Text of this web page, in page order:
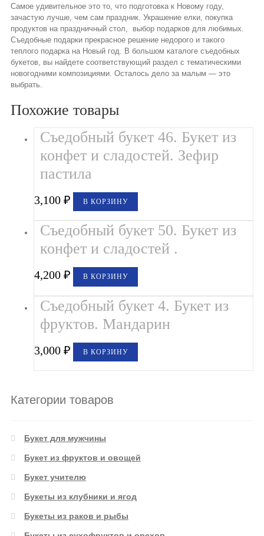
Самое удивительное это то, что подготовка к Новому году,
зачастую лучше, чем сам праздник. Украшение елки, покупка
продуктов на праздничный стол, выбор подарков для любимых.
Съедобные подарки прекрасное решение недорого и такого
теплого подарка на Новый год. В большом каталоге съедобных
букетов, вы найдете соответствующий раздел с тематическими
новогодними композициями. Осталось дело за малым — это
выбрать.
Похожие товары
Съедобный букет 46. Букет из
конфет и сладостей. Зефир
пастила
3,100₽ В КОРЗИНУ
Съедобный букет 50. Букет из
конфет и сладостей .
4,200₽ В КОРЗИНУ
Съедобный букет 4. Букет из
фруктов. Мандарин
3,000₽ В КОРЗИНУ
Категории товаров
Букет для мужчины
Букет из фруктов и овощей
Букет учителю
Букеты из клубники и ягод
Букеты из раков и рыбы